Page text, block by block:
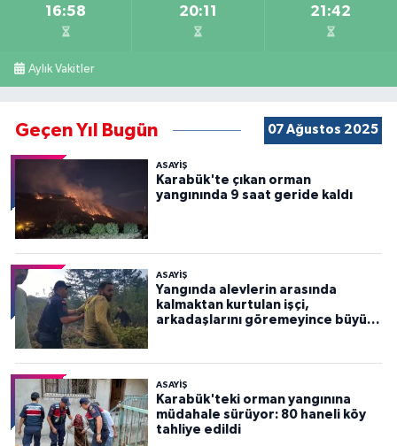
16:58 20:11 21:42
Aylık Vakitler
Geçen Yıl Bugün 07 Ağustos 2025
ASAYİŞ
Karabük'te çıkan orman
yangınında 9 saat geride kaldı
ASAYİŞ
Yangında alevlerin arasında
kalmaktan kurtulan işçi,
arkadaşlarını göremeyince büyük
ASAYİŞ
Karabük'teki orman yangınına
müdahale sürüyor: 80 haneli köy
tahliye edildi